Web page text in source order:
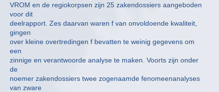
VROM en de regiokorpsen zijn 25 zakendossiers aangeboden
voor dit
deelrapport. Zes daarvan waren f van onvoldoende kwaliteit,
gingen
over kleine overtredingen f bevatten te weinig gegevens om
een
zinnige en verantwoorde analyse te maken. Voorts zijn onder
de
noemer zakendossiers twee zogenaamde fenomeenanalyses
van zware